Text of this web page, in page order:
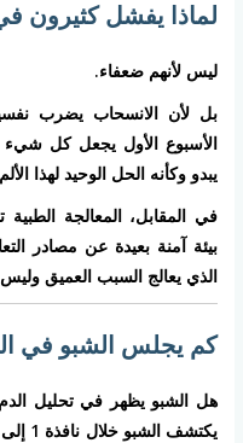
لماذا يفشل كثيرون
ليس لأنهم ضعفاء.
بل لأن الانسحاب يضرب
الأسبوع الأول يجعل كل شيء
يبدو وكأنه الحل الوحيد لهذا
في المقابل، المعالجة
بيئة آمنة بعيدة عن مصادر
الذي يعالج السبب العميق
كم يجلس الشبو في
هل الشبو يظهر في تحليل